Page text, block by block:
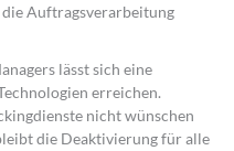
Auftragsverarbeitung
lässt sich eine
erreichen.
nicht wünschen
die Deaktivierung für alle